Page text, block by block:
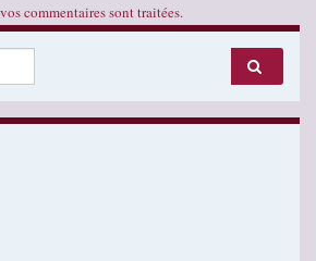
commentaires sont traitées.